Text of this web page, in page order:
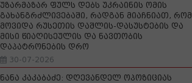
უზარმაზარ ფულს დებს უკრაინის ომის
გახანგრძლივებაში, რადგან მიაჩნიათ, რომ
მოვიდა რუსეთის დაშლის-დასუსტების და
მისი წიაღისეულის და ნავთობის
დაპატრონების დრო
30-07-2026
ნანა კაკაბაძე: დღევანდელ ოპოზიციას